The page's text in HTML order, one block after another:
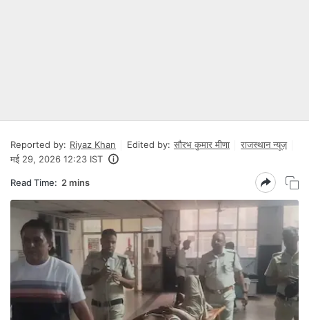
Reported by: Riyaz Khan Edited by: सौरभ कुमार मीणा
राजस्थान न्यूज़
मई 29, 2026 12:23 IST
Read Time: 2 mins